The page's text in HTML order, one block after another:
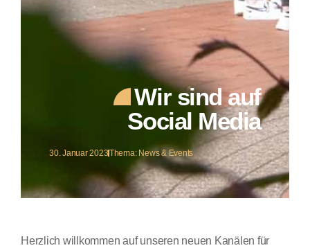
Wir sind auf
Social Media
30. Januar 2023Thema: News & Events
Herzlich willkommen auf unseren neuen Kanälen für